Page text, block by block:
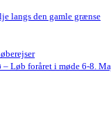
langs den gamle grænse
– Løb foråret i møde 6-8.